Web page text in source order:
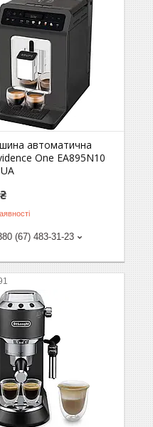
автоматична
One EA895N10
(67) 483-31-23